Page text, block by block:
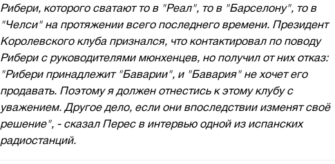
Рибери, которого сватают то в "Реал", то в "Барселону", то в
"Челси" на протяжении всего последнего времени. Президент
Королевского клуба признался, что контактировал по поводу
Рибери с руководителями мюнхенцев, но получил от них отказ:
"Рибери принадлежит "Баварии", и "Бавария" не хочет его
продавать. Поэтому я должен отнестись к этому клубу с
уважением. Другое дело, если они впоследствии изменят своё
решение", - сказал Перес в интервью одной из испанских
радиостанций.